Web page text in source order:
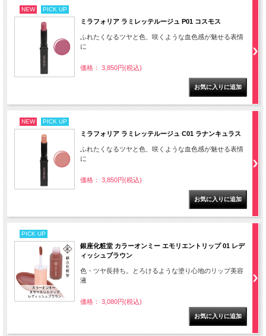
NEW PICK UP
ミラフォリア ラミレッテルージュ P01 コスモス
ふれたくなるツヤと色、咲くような血色感が魅せる表情
に
価格： 3,850円(税込)
NEW PICK UP
ミラフォリア ラミレッテルージュ C01 ラナンキュラス
ふれたくなるツヤと色、咲くような血色感が魅せる表情
に
価格： 3,850円(税込)
PICK UP
銀座化粧堂 カラーオンミー エモリエントリップ 01 レデ
ィッシュブラウン
色・ツヤ長持ち。とろけるような塗り心地のリップ美容
液
価格： 3,080円(税込)